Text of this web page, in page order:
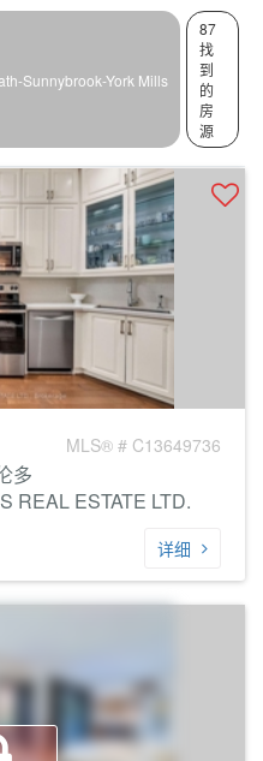
Sunnybrook-York Mills
87
找
到
的
房
源
MLS® # C13649736
多
REAL ESTATE LTD.
详细